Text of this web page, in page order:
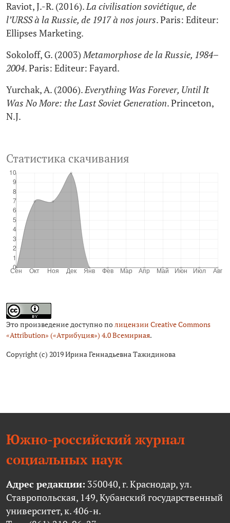
Это произведение доступно полицензии Creative Commons
«Attribution» («Атрибуция») 4.0 Всемирная.
Copyright (c) 2019 Ирина Геннадьевна Тажидинова
Raviot, J.-R. (2016).La civilisation soviétique, de
l’URSS à la Russie, de 1917 à nos jours. Paris: Editeur:
Ellipses Marketing.
Sokoloff, G. (2003)Metamorphose de la Russie, 1984–
2004. Paris: Editeur: Fayard.
Yurchak, A. (2006).Everything Was Forever, Until It
Was No More: the Last Soviet Generation. Princeton,
N.J.
Статистика скачивания
Южно-российский журнал
социальных наук
Адрес редакции: 350040, г. Краснодар, ул.
Ставропольская, 149, Кубанский государственный
университет, к. 406-н.